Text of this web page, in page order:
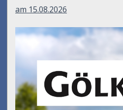
am 15.08.2026